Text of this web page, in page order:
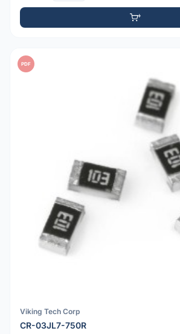
PDF
Viking Tech Corp
CR-03JL7-750R